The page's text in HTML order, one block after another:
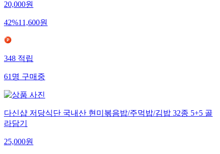
20,000원
42%11,600원
348적립
61명구매중
다신샵 저당식단 국내산 현미볶음밥/주먹밥/김밥 32종 5+5 골
라담기
25,000원